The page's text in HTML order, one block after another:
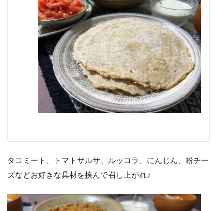
タコミート、トマトサルサ、ルッコラ、にんじん、粉チー
ズなどお好きな具材を挟んで召し上がれ♪